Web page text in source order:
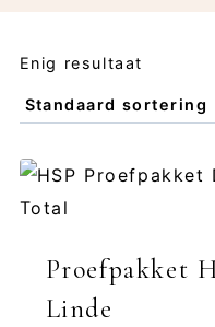
Enig resultaat
Proefpakket
Linde